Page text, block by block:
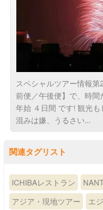
スペシャルツアー情報
前便／午後便】で、時
年始 ４日間 です! 観光
混みは嫌、うるさい...
関連タグリスト
ICHIBAレストラン
アジア・現地ツアー
エ